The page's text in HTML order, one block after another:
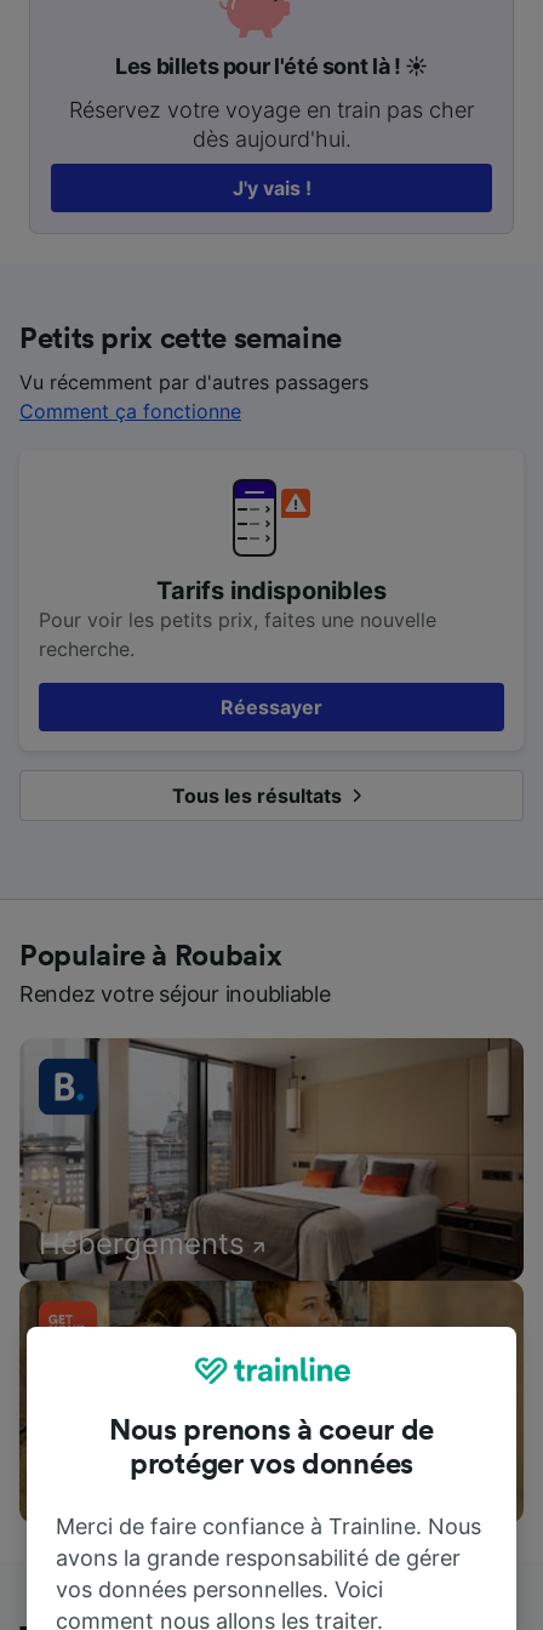
Les billets pour l'été sont là ! ☀️
Réservez votre voyage en train pas cher
dès aujourd'hui.
J'y vais !
Petits prix cette semaine
Vu récemment par d'autres passagers
Comment ça fonctionne
Tarifs indisponibles
Pour voir les petits prix, faites une nouvelle
recherche.
Réessayer
Tous les résultats
Populaire à Roubaix
Rendez votre séjour inoubliable
Hébergements
Attractions
Nous prenons à coeur de
protéger vos données
Merci de faire confiance à Trainline. Nous
avons la grande responsabilité de gérer
vos données personnelles. Voici
comment nous allons les traiter.